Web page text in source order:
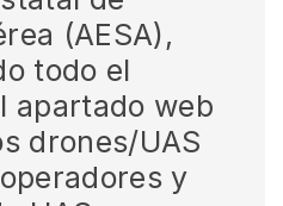
(AESA),
todo el
apartado web
drones/UAS
y